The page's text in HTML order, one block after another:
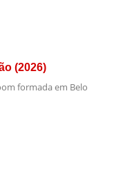
(2026)
formada em Belo